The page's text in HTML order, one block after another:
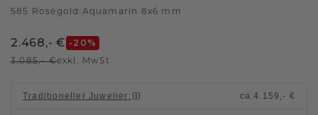
585 Roségold Aquamarin 8x6 mm
2.468,- € -20 %
3.085,- €exkl. MwSt
Traditioneller Juwelier : ca.4.159,- €